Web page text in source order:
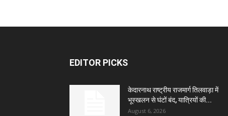
EDITOR PICKS
केदारनाथ राष्ट्रीय राजमार्ग तिलवाड़ा में
भूस्खलन से घंटों बंद, यात्रियों की...
August 6, 2026